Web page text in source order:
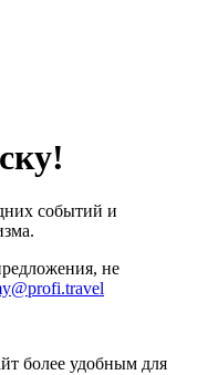
событий и
не
более удобным для